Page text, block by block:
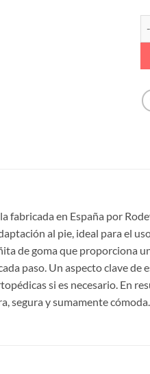
fabricada en España por
al pie, ideal para el
de goma que proporciona
paso. Un aspecto clave
si es necesario. En
segura y sumamente cómoda.